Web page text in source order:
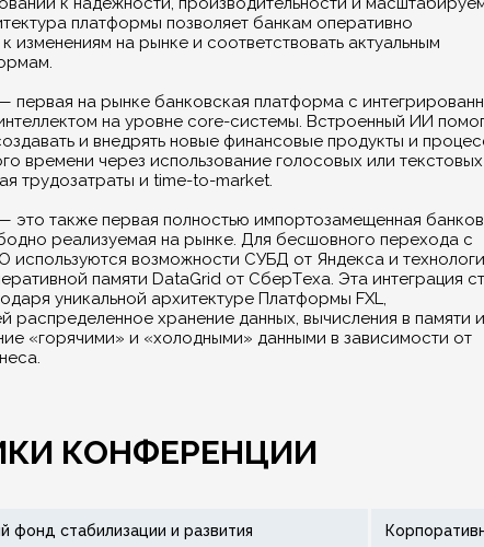
платформы позволяет банкам оперативно
изменениям на рынке и соответствовать актуальным
первая на рынке банковская платформа с
на уровне core-системы. Встроенный ИИ
и внедрять новые финансовые продукты и
времени через использование голосовых или текстовых
трудозатраты и time-to-market.
это также первая полностью импортозамещенная
реализуемая на рынке. Для бесшовного перехода с
используются возможности СУБД от Яндекса и
памяти DataGrid от СберТеха. Эта интеграция
уникальной архитектуре Платформы FXL,
распределенное хранение данных, вычисления в памяти и
«горячими» и «холодными» данными в зависимости от
КОНФЕРЕНЦИИ
фонд стабилизации и развития